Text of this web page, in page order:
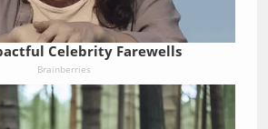
Celebrity Farewells
Brainberries